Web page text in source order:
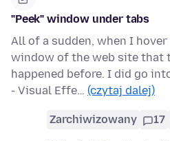
"Peek" window under tabs
All of a sudden, when I
window of the web site that
happened before. I did go
- Visual Effe… (czytaj dalej)
Zarchiwizowany 17